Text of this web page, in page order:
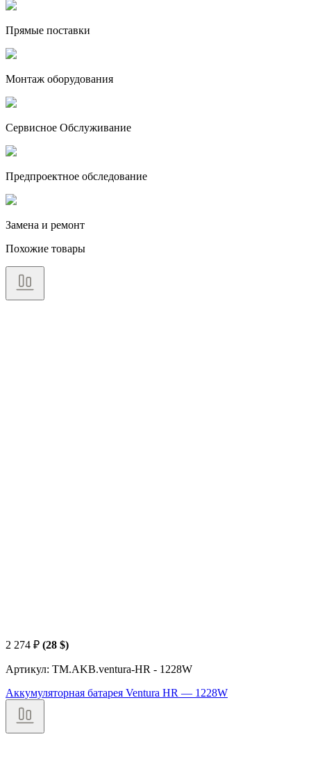
Прямые поставки
Монтаж оборудования
Сервисное Обслуживание
Предпроектное обследование
Замена и ремонт
Похожие товары
2 274 ₽ (28 $)
Артикул: TM.AKB.ventura-HR - 1228W
Аккумуляторная батарея Ventura HR — 1228W